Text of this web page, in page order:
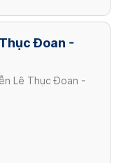
Đoan -
Lê Thục Đoan -